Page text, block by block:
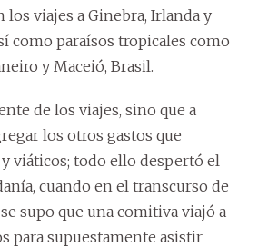
los viajes a Ginebra, Irlanda y
como paraísos tropicales como
y Maceió, Brasil.
de los viajes, sino que a
los otros gastos que
viáticos; todo ello despertó el
cuando en el transcurso de
supo que una comitiva viajó a
para supuestamente asistir